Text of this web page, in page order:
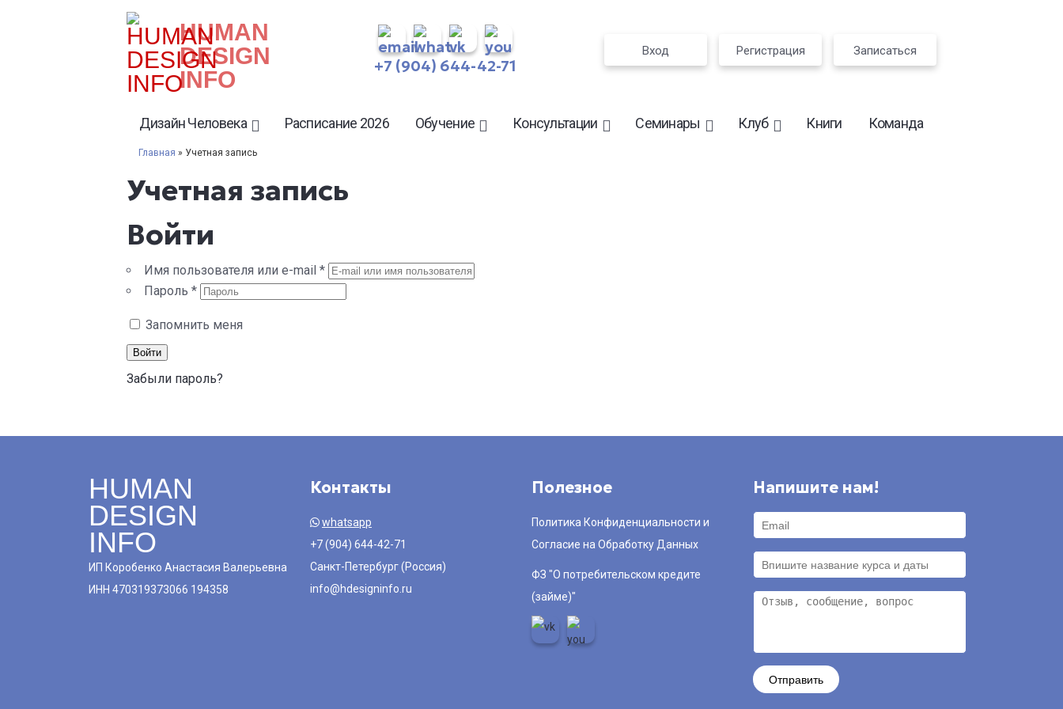
HUMAN
DESIGN
INFO
+7 (904) 644-42-71
Вход Регистрация Записаться
Дизайн Человека Расписание 2026 Обучение Консультации Семинары Клуб Книги Команда
Главная » Учетная запись
Учетная запись
Войти
Имя пользователя или e-mail *
Пароль *
Запомнить меня
Войти
Забыли пароль?
HUMAN
DESIGN
INFO
ИП Коробенко Анастасия Валерьевна
ИНН 470319373066 194358
Контакты
whatsapp
+7 (904) 644-42-71
Санкт-Петербург (Россия)
info@hdesigninfo.ru
Полезное
Политика Конфиденциальности и
Согласие на Обработку Данных
ФЗ "О потребительском кредите
(займе)"
Напишите нам!